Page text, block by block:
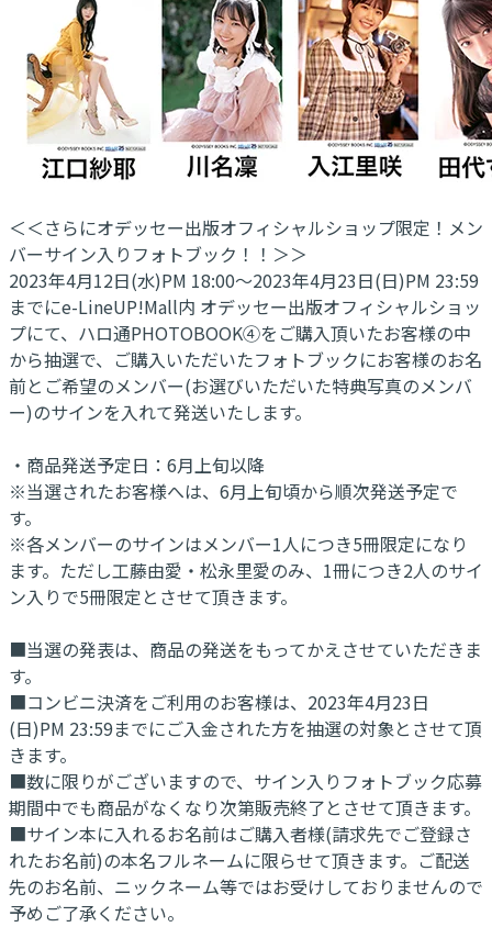
＜＜さらにオデッセー出版オフィシャルショップ限定！メン
バーサイン入りフォトブック！！＞＞
2023年4月12日(水)PM 18:00～2023年4月23日(日)PM 23:59
までにe-LineUP!Mall内 オデッセー出版オフィシャルショッ
プにて、ハロ通PHOTOBOOK④をご購入頂いたお客様の中
から抽選で、ご購入いただいたフォトブックにお客様のお名
前とご希望のメンバー(お選びいただいた特典写真のメンバ
ー)のサインを入れて発送いたします。
・商品発送予定日：6月上旬以降
※当選されたお客様へは、6月上旬頃から順次発送予定で
す。
※各メンバーのサインはメンバー1人につき5冊限定になり
ます。ただし工藤由愛・松永里愛のみ、1冊につき2人のサイ
ン入りで5冊限定とさせて頂きます。
■当選の発表は、商品の発送をもってかえさせていただきま
す。
■コンビニ決済をご利用のお客様は、2023年4月23日
(日)PM 23:59までにご入金された方を抽選の対象とさせて頂
きます。
■数に限りがございますので、サイン入りフォトブック応募
期間中でも商品がなくなり次第販売終了とさせて頂きます。
■サイン本に入れるお名前はご購入者様(請求先でご登録さ
れたお名前)の本名フルネームに限らせて頂きます。ご配送
先のお名前、ニックネーム等ではお受けしておりませんので
予めご了承ください。